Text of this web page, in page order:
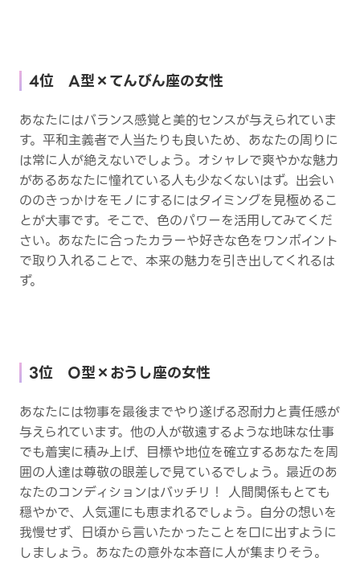
4位 A型×てんびん座の女性
あなたにはバランス感覚と美的センスが与えられていま
す。平和主義者で人当たりも良いため、あなたの周りに
は常に人が絶えないでしょう。オシャレで爽やかな魅力
があるあなたに憧れている人も少なくないはず。出会い
ののきっかけをモノにするにはタイミングを見極めるこ
とが大事です。そこで、色のパワーを活用してみてくだ
さい。あなたに合ったカラーや好きな色をワンポイント
で取り入れることで、本来の魅力を引き出してくれるは
ず。
3位 O型×おうし座の女性
あなたには物事を最後までやり遂げる忍耐力と責任感が
与えられています。他の人が敬遠するような地味な仕事
でも着実に積み上げ、目標や地位を確立するあなたを周
囲の人達は尊敬の眼差しで見ているでしょう。最近のあ
なたのコンディションはバッチリ！ 人間関係もとても
穏やかで、人気運にも恵まれるでしょう。自分の想いを
我慢せず、日頃から言いたかったことを口に出すように
しましょう。あなたの意外な本音に人が集まりそう。